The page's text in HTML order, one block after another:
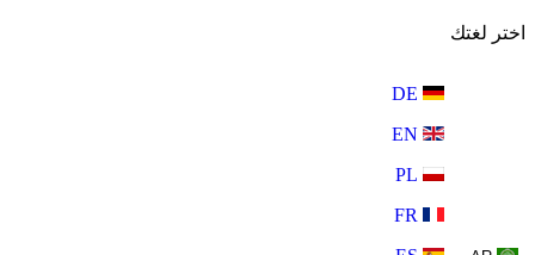
اختر لغتك